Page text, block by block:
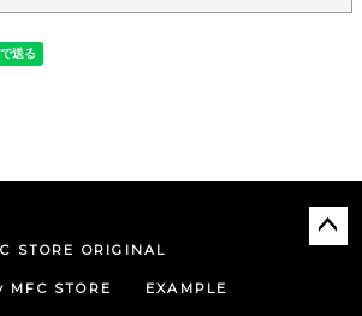
STORE ORIGINAL
MFC STORE EXAMPLE